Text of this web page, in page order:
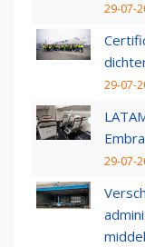
29-07-
29-07-
29-07-